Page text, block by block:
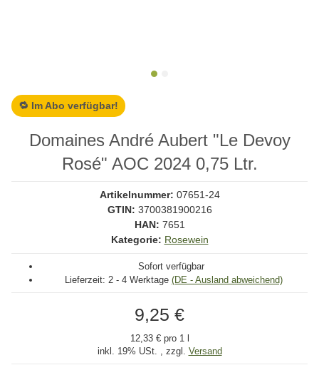
Domaines André Aubert "Le Devoy
Rosé" AOC 2024 0,75 Ltr.
🔁 Im Abo verfügbar!
Artikelnummer: 07651-24
GTIN: 3700381900216
HAN: 7651
Kategorie: Rosewein
Sofort verfügbar
Lieferzeit: 2 - 4 Werktage (DE - Ausland abweichend)
9,25 €
12,33 € pro 1 l
inkl. 19% USt. , zzgl. Versand